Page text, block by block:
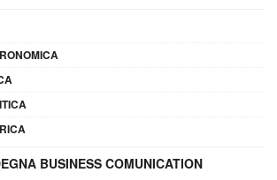
BUSINESS COMUNICATION